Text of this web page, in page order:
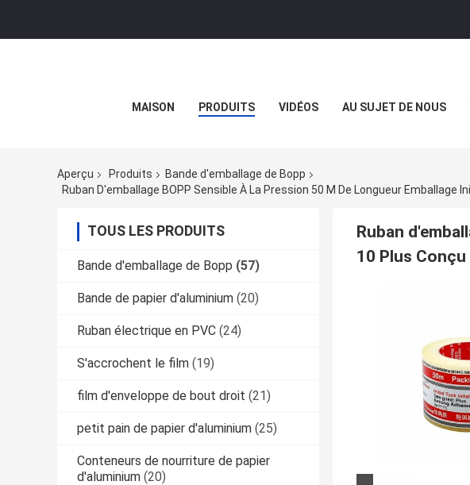
MAISON PRODUITS VIDÉOS AU SUJET DE NOUS
Aperçu Produits
Bande d'emballage de Bopp
TOUS LES PRODUITS
Bande d'emballage de Bopp (57)
Bande de papier d'aluminium (20)
Ruban électrique en PVC (24)
S'accrochent le film (19)
film d'enveloppe de bout droit (21)
petit pain de papier d'aluminium (25)
Conteneurs de nourriture de papier
d'aluminium (20)
Ruban
10 Plus